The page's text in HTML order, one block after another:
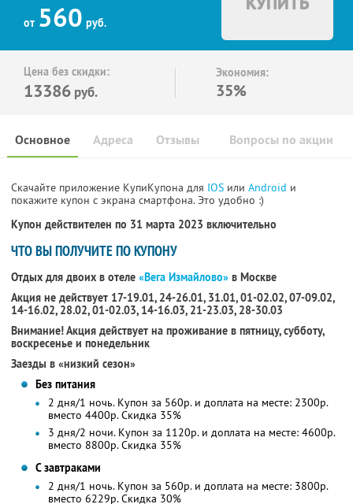
от 560 руб.
Цена без скидки:
13386 руб.
Экономия:
35%
Основное Отзывы Вопросы по акции
Адреса
Скачайте приложение КупиКупона для IOS или Android и
покажите купон с экрана смартфона. Это удобно :)
Купон действителен по 31 марта 2023 включительно
ЧТО ВЫ ПОЛУЧИТЕ ПО КУПОНУ
Отдых для двоих в отеле «Вега Измайлово» в Москве
Акция не действует 17-19.01, 24-26.01, 31.01, 01-02.02, 07-09.02,
14-16.02, 28.02, 01-02.03, 14-16.03, 21-23.03, 28-30.03
Внимание! Акция действует на проживание в пятницу, субботу,
воскресенье и понедельник
Заезды в «низкий сезон»
Без питания
2 дня/1 ночь. Купон за 560р. и доплата на месте: 2300р.
вместо 4400р.Скидка 35%
3 дня/2 ночи. Купон за 1120р. и доплата на месте: 4600р.
вместо 8800р.Скидка 35%
С завтраками
2 дня/1 ночь. Купон за 560р. и доплата на месте: 3800р.
вместо 6229р.Скидка 30%